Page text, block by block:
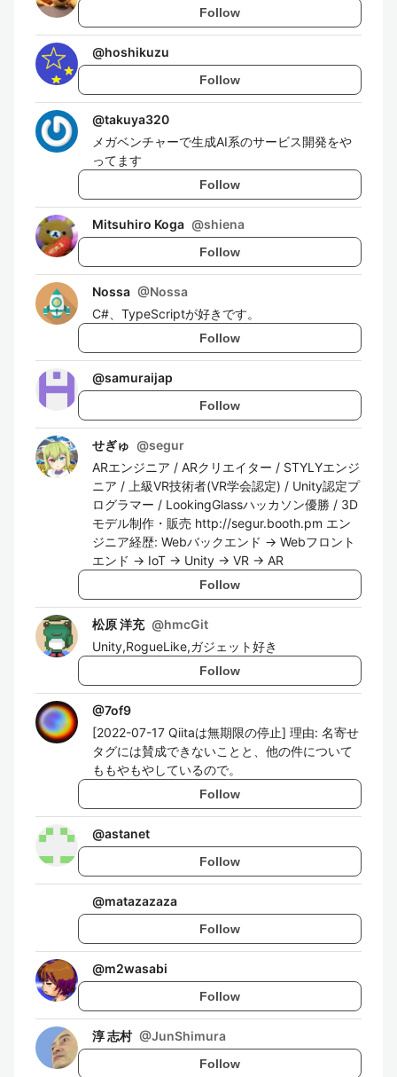
Follow
@hoshikuzu
Follow
@takuya320
メガベンチャーで生成AI系のサービス開発をや
ってます
Follow
Mitsuhiro Koga @shiena
Follow
Nossa @Nossa
C#、TypeScriptが好きです。
Follow
@samuraijap
Follow
せぎゅ @segur
ARエンジニア / ARクリエイター / STYLYエンジ
ニア / 上級VR技術者(VR学会認定) / Unity認定プ
ログラマー / LookingGlassハッカソン優勝 / 3D
モデル制作・販売 http://segur.booth.pm エン
ジニア経歴: Webバックエンド → Webフロント
エンド → IoT → Unity → VR → AR
Follow
松原 洋充 @hmcGit
Unity,RogueLike,ガジェット好き
Follow
@7of9
[2022-07-17 Qiitaは無期限の停止] 理由: 名寄せ
タグには賛成できないことと、他の件について
ももやもやしているので。
Follow
@astanet
Follow
@matazazaza
Follow
@m2wasabi
Follow
淳 志村 @JunShimura
Follow